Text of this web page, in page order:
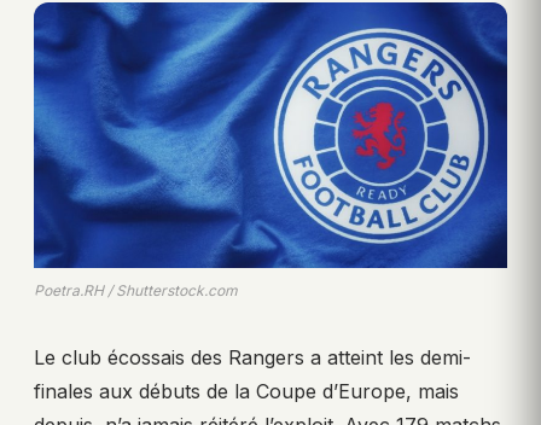
Poetra.RH / Shutterstock.com
Le club écossais des Rangers a atteint les demi-
finales aux débuts de la Coupe d’Europe, mais